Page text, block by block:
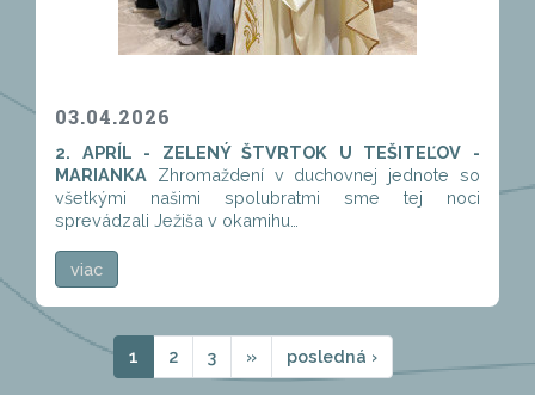
03.04.2026
2. APRÍL - ZELENÝ ŠTVRTOK U TEŠITEĽOV -
MARIANKA Zhromaždení v duchovnej jednote so
všetkými našimi spolubratmi sme tej noci
sprevádzali Ježiša v okamihu…
viac
1 2 3 » posledná ›